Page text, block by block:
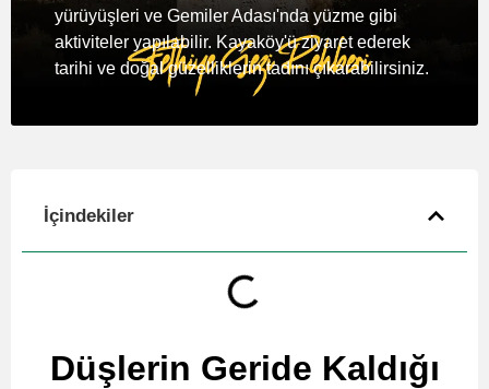
yürüyüşleri ve Gemiler Adası'nda yüzme gibi
aktiviteler yapılabilir. Kayaköy'ü ziyaret ederek
tarihi ve doğal güzelliklerin tadını çıkarabilirsiniz.
İçindekiler
Düşlerin Geride Kaldığı